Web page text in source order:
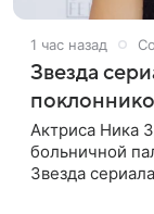
1 час назад
Звезда
Актриса Ника
больничной
Звезда